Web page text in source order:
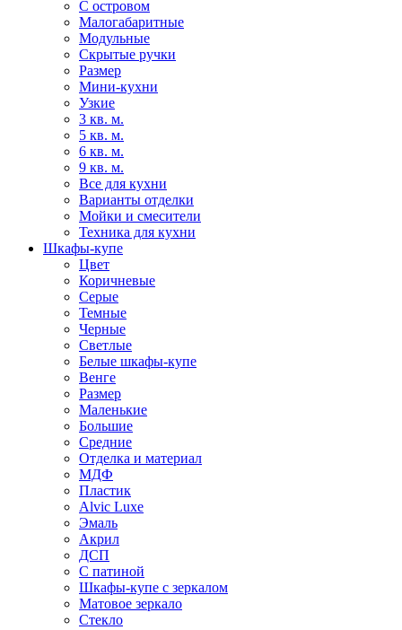
С островом
Малогабаритные
Модульные
Скрытые ручки
Размер
Мини-кухни
Узкие
3 кв. м.
5 кв. м.
6 кв. м.
9 кв. м.
Все для кухни
Варианты отделки
Мойки и смесители
Техника для кухни
Шкафы-купе
Цвет
Коричневые
Серые
Темные
Черные
Светлые
Белые шкафы-купе
Венге
Размер
Маленькие
Большие
Средние
Отделка и материал
МДФ
Пластик
Alvic Luxe
Эмаль
Акрил
ДСП
С патиной
Шкафы-купе с зеркалом
Матовое зеркало
Стекло